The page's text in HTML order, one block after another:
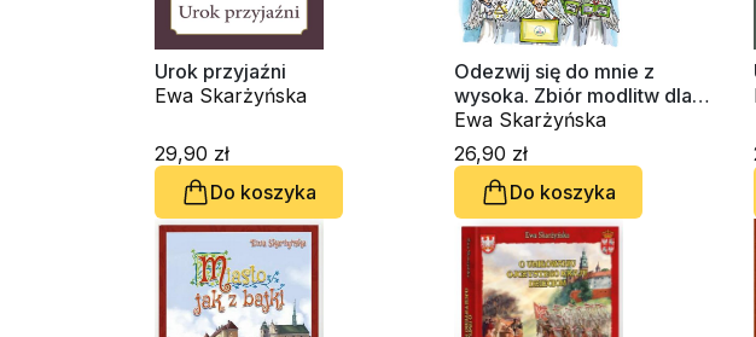
Urok przyjaźni
Ewa Skarżyńska
29,90 zł
Do koszyka
Odezwij się do mnie z
wysoka. Zbiór modlitw dla
dzieci
Ewa Skarżyńska
26,90 zł
Do koszyka